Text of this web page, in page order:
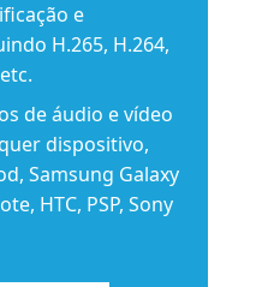
e
H.265, H.264,
de áudio e vídeo
dispositivo,
Samsung Galaxy
HTC, PSP, Sony